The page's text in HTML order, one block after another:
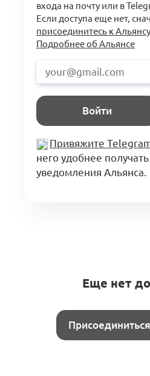
входа на почту или в
Если доступа еще нет,
присоединитесь к Альянсу
Подробнее об Альянсе
Войти
Привяжите
него удобнее
уведомления Альянса.
Еще нет